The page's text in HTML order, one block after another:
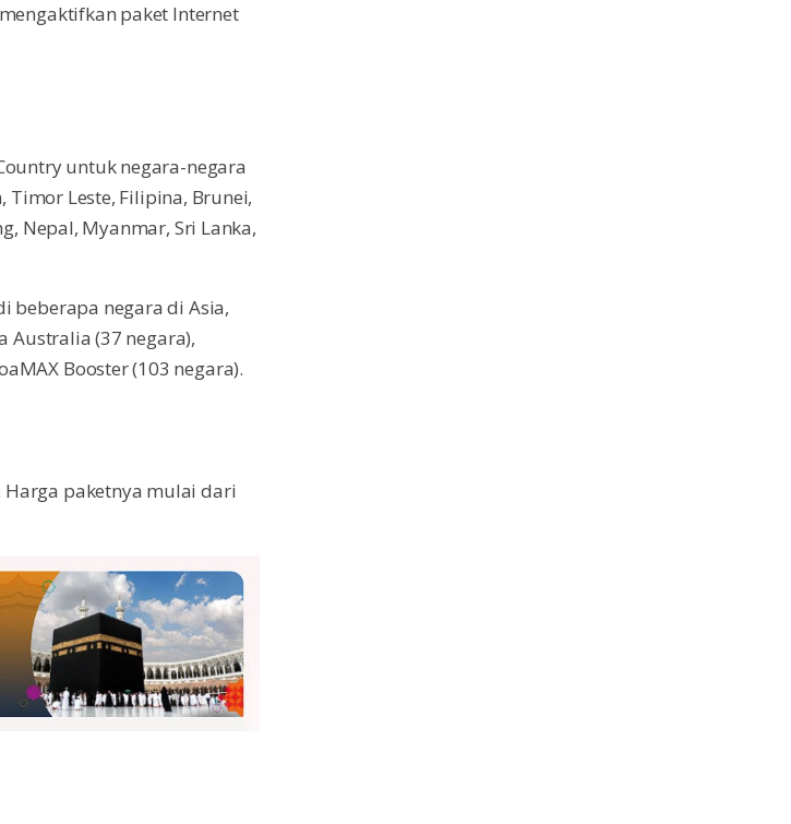
paket Internet
untuk negara-negara
Leste, Filipina, Brunei,
Nepal, Myanmar, Sri Lanka,
beberapa negara di Asia,
Australia (37 negara),
Booster (103 negara).
Harga paketnya mulai dari